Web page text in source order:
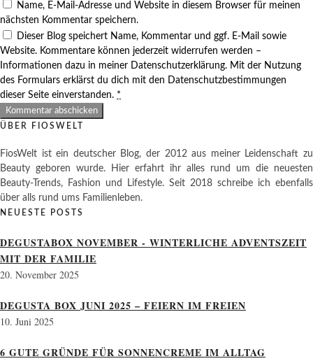
Name, E-Mail-Adresse und Website in diesem Browser für meinen
nächsten Kommentar speichern.
Dieser Blog speichert Name, Kommentar und ggf. E-Mail sowie
Website. Kommentare können jederzeit widerrufen werden –
Informationen dazu in meiner Datenschutzerklärung. Mit der Nutzung
des Formulars erklärst du dich mit den Datenschutzbestimmungen
dieser Seite einverstanden. *
ÜBER FIOSWELT
FiosWelt ist ein deutscher Blog, der 2012 aus meiner Leidenschaft zu
Beauty geboren wurde. Hier erfahrt ihr alles rund um die neuesten
Beauty-Trends, Fashion und Lifestyle. Seit 2018 schreibe ich ebenfalls
über alls rund ums Familienleben.
NEUESTE POSTS
DEGUSTABOX NOVEMBER - WINTERLICHE ADVENTSZEIT
MIT DER FAMILIE
20. November 2025
DEGUSTA BOX JUNI 2025 – FEIERN IM FREIEN
10. Juni 2025
6 GUTE GRÜNDE FÜR SONNENCREME IM ALLTAG